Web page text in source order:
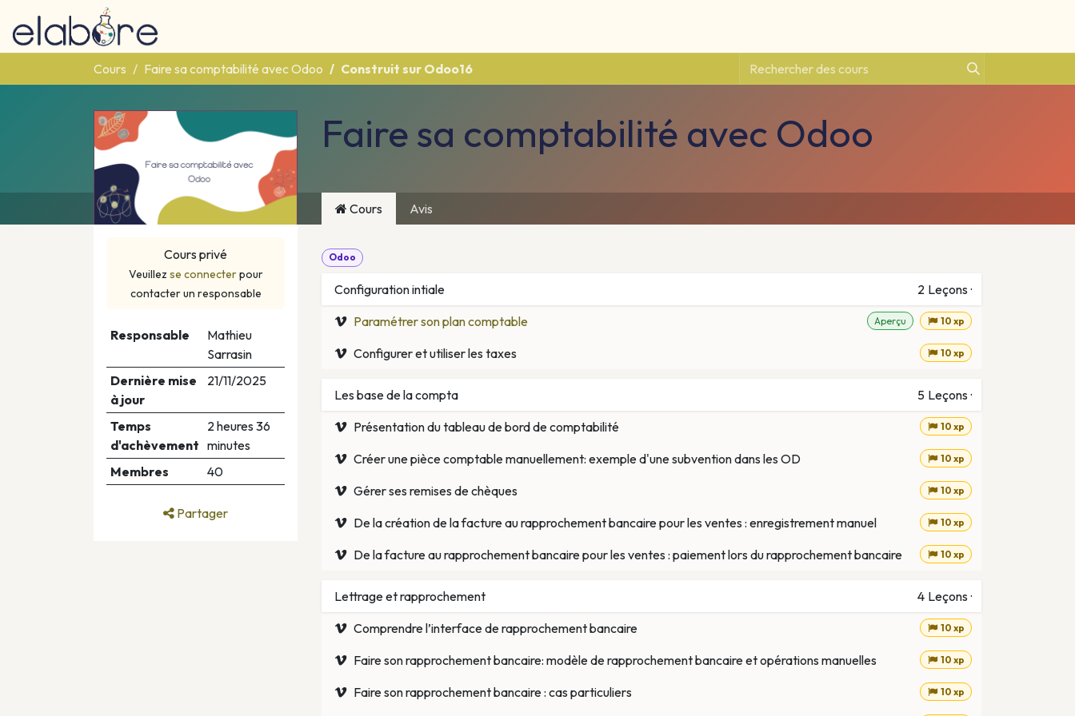
Se rendre au contenu
Cours Faire sa comptabilité avec Odoo Construit sur Odoo16
Faire sa comptabilité avec Odoo
Cours privé
Veuillez se connecterpour
contacter un responsable
Responsable
Mathieu
Sarrasin
Dernière mise
à jour
21/11/2025
Temps
d'achèvement
2 heures 36
minutes
Membres
40
Partager
Cours Avis
Odoo
Configuration intiale 2 Leçons ·
Paramétrer son plan comptable
Aperçu 10 xp
Configurer et utiliser les taxes 10 xp
Les base de la compta 5 Leçons ·
Présentation du tableau de bord de comptabilité
10 xp
Créer une pièce comptable manuellement: exemple d'une subvention dans les OD 10 xp
Gérer ses remises de chèques 10 xp
De la création de la facture au rapprochement bancaire pour les ventes : enregistrement manuel 10 xp
De la facture au rapprochement bancaire pour les ventes : paiement lors du rapprochement bancaire 10 xp
Lettrage et rapprochement 4 Leçons ·
Comprendre l’interface de rapprochement bancaire
10 xp
Faire son rapprochement bancaire: modèle de rapprochement bancaire et opérations manuelles 10 xp
Faire son rapprochement bancaire : cas particuliers 10 xp